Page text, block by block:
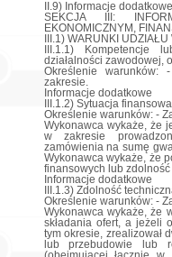
II.9) Informacje
SEKCJA III:
EKONOMICZNYM,
III.1) WARUNKI
III.1.1) Kompetencje
działalności zawodowej,
Określenie
zakresie.
Informacje dodatkowe
III.1.2) Sytuacja
Określenie warunków: -
Wykonawca wykaże, że
w zakresie
zamówienia na sumę
Wykonawca wykaże, że
finansowych lub
Informacje dodatkowe
III.1.3) Zdolność
Określenie warunków: -
Wykonawca wykaże, że
składania ofert, a jeżeli
tym okresie, zrealizował
lub przebudowie lub